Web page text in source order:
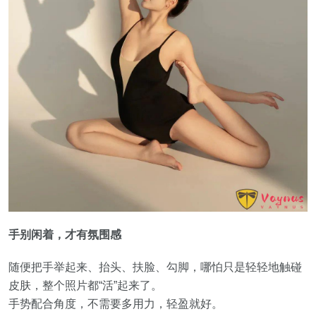
手别闲着，才有氛围感
随便把手举起来、抬头、扶脸、勾脚，哪怕只是轻轻地触碰
皮肤，整个照片都“活”起来了。
手势配合角度，不需要多用力，轻盈就好。